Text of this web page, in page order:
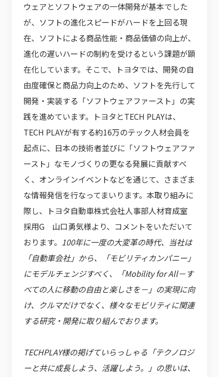
ウェアとソフトウェアの一体開発が基本でした
が、ソフトの進化スピードがハードを上回る現
在、ソフトによる商品性能・商品価値の向上が、
進化の遅いハードの制約を受けるという課題が顕
在化しています。そこで、トヨタでは、開発の自
由度確保と商品力向上のため、ソフトを先行して
開発・実装する「ソフトウェアファースト」の実
践を進めています。トヨタとTECH PLAYは、
TECH PLAYが有する約16万のテック人材会員を
起点に、日本の技術者並びに「ソフトウェアファ
ースト」なモノづくりの更なる発展に貢献すべ
く、オンラインイベントなどを通じて、さまざま
な情報発信を行なってまいります。本取り組みに
際し、トヨタ自動車株式会社人事部人材育成室
採用G 山口勇気様より、コメントをいただいて
おります。 100年に一度の大変革の時代、当社は
「自動車会社」から、「モビリティカンパニー」
にモデルチェンジすべく、「Mobility for All－す
べての人に移動の自由と楽しさを－」の実現に向
け、クルマだけでなく、様々なモビリティに関連
する研究・開発に取り組んでおります。
TECHPLAY様の掲げていらっしゃる「テクノロジ
ーと共に成長しよう、活躍しよう。」の思いは、